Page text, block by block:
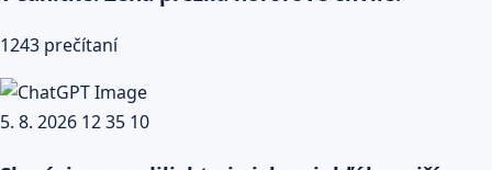
1243 prečítaní